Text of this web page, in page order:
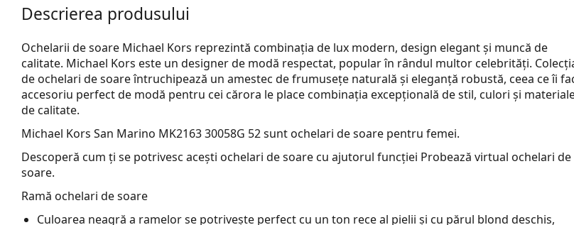
Descrierea produsului
Ochelarii de soare Michael Kors reprezintă combinația de lux modern, design elegant și muncă de
calitate. Michael Kors este un designer de modă respectat, popular în rândul multor celebrități.
de ochelari de soare întruchipează un amestec de frumusețe naturală și eleganță robustă, ceea ce îi
accesoriu perfect de modă pentru cei cărora le place combinația excepțională de stil, culori și
de calitate.
Michael Kors San Marino MK2163 30058G 52sunt ochelari de soare pentru femei.
Descoperă cum ți se potrivesc acești ochelari de soare cu ajutorul funcției Probează virtual ochelari de
soare.
Ramă ochelari de soare
Culoarea neagră a ramelor se potrivește perfect cu un ton rece al pielii și cu părul blond deschis,